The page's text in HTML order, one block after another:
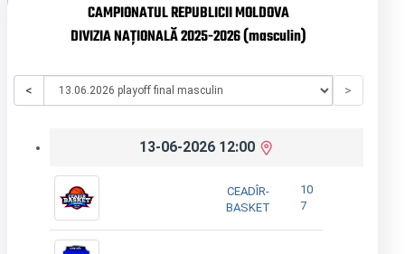
CAMPIONATUL REPUBLICII MOLDOVA
DIVIZIA NAȚIONALĂ 2025-2026 (masculin)
< >
13-06-2026 12:00
CEADÎR-
BASKET
10
7